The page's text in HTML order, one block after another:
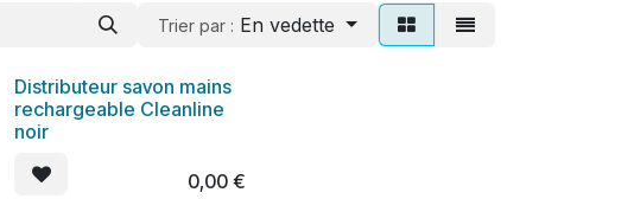
Trier par : En vedette
Distributeur savon mains
rechargeable Cleanline
noir
0,00€